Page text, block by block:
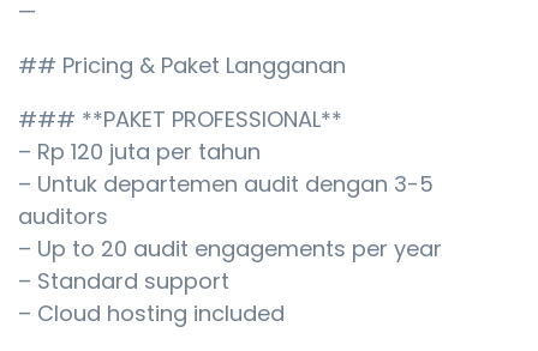
—
## Pricing & Paket Langganan
### **PAKET PROFESSIONAL**
– Rp 120 juta per tahun
– Untuk departemen audit dengan 3-5
auditors
– Up to 20 audit engagements per year
– Standard support
– Cloud hosting included